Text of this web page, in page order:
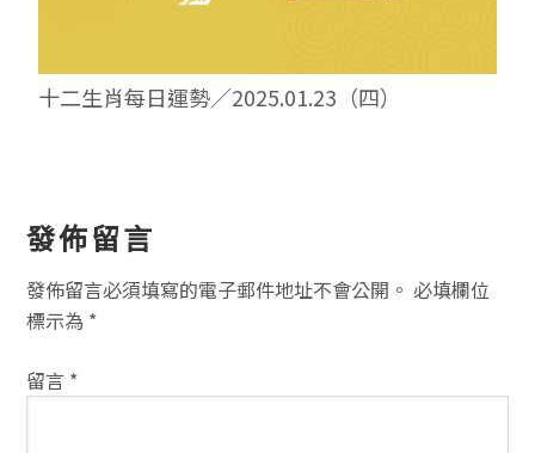
十二生肖每日運勢／2025.01.23（四）
讀
者
互
動
方
發佈留言
發佈留言必須填寫的電子郵件地址不會公開。 必填欄位
標示為 *
留言 *